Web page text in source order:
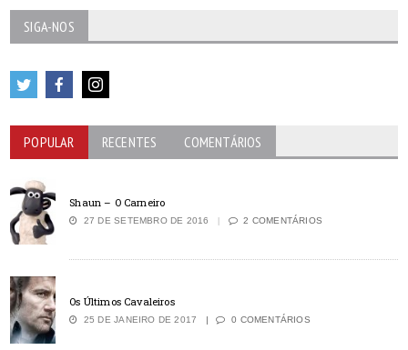
SIGA-NOS
POPULAR RECENTES COMENTÁRIOS
Shaun – O Carneiro
27 DE SETEMBRO DE 2016 2 COMENTÁRIOS
Os Últimos Cavaleiros
25 DE JANEIRO DE 2017 0 COMENTÁRIOS